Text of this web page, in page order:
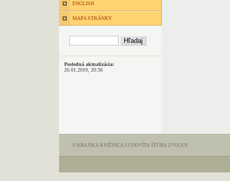
ENGLISH
MAPA STRÁNKY
Posledná aktualizácia:
26.01.2019, 20:36
© KRAJSKÁ KNIŽNICA ĽUDOVÍTA ŠTÚRA ZVOLEN